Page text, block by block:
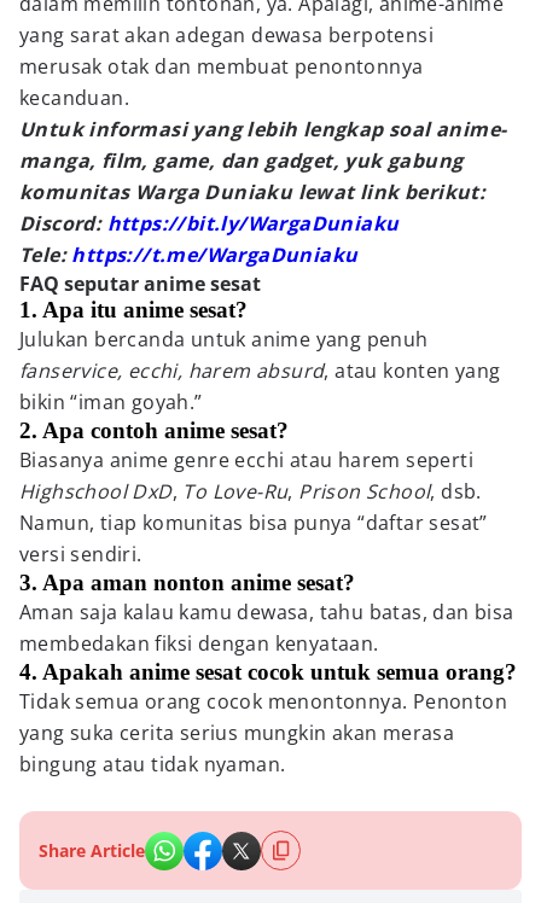
yang sarat akan adegan dewasa berpotensi
merusak otak dan membuat penontonnya
kecanduan.
Untuk informasi yang lebih lengkap soal anime-
manga, film, game, dan gadget, yuk gabung
komunitas Warga Duniaku lewat link berikut:
Discord: https://bit.ly/WargaDuniaku
Tele:https://t.me/WargaDuniaku
FAQ seputar anime sesat
1. Apa itu anime sesat?
Julukan bercanda untuk anime yang penuh
fanservice, ecchi, harem absurd, atau konten yang
bikin “iman goyah.”
2. Apa contoh anime sesat?
Biasanya anime genre ecchi atau harem seperti
Highschool DxD, To Love-Ru, Prison School, dsb.
Namun, tiap komunitas bisa punya “daftar sesat”
versi sendiri.
3. Apa aman nonton anime sesat?
Aman saja kalau kamu dewasa, tahu batas, dan bisa
membedakan fiksi dengan kenyataan.
4. Apakah anime sesat cocok untuk semua orang?
Tidak semua orang cocok menontonnya. Penonton
yang suka cerita serius mungkin akan merasa
bingung atau tidak nyaman.
Share Article